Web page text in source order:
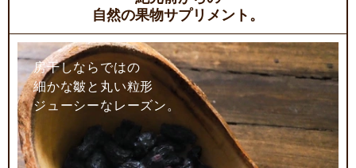
自然の果物サプリメント。
房干しならではの
細かな皺と丸い粒形
ジューシーなレーズン。